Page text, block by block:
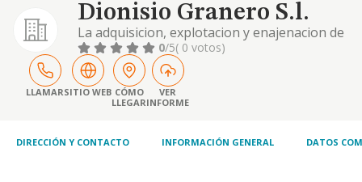
Dionisio Granero S.l.
La adquisicion, explotacion y enajenacion de
fincas rusticas y urbanas la promocion de
construccion de toda clase de edificaciones
propias o por cuenta de terceros y su
enajenacion.
0/5( 0 votos)
LLAMARSITIO WEB CÓMO
LLEGAR
VER
INFORME
DIRECCIÓN Y CONTACTO INFORMACIÓN GENERAL DATOS